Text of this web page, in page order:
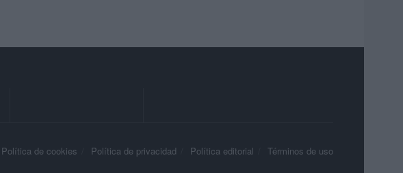
Política de cookies Política de privacidad Política editorial Términos de uso